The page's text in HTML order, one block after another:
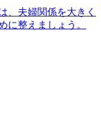
、夫婦関係を大きく
に整えましょう。